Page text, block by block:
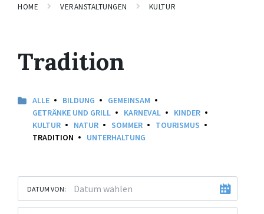
HOME VERANSTALTUNGEN KULTUR
Tradition
ALLE BILDUNG
GEMEINSAM
GETRÄNKE UND GRILL
KARNEVAL
KINDER
KULTUR
NATUR SOMMER
TOURISMUS
TRADITION
UNTERHALTUNG
DATUM VON: